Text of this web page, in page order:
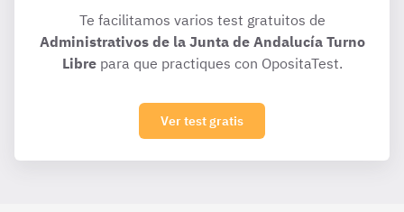
Te facilitamos varios test gratuitos de
Administrativos de la Junta de Andalucía Turno
Librepara que practiques con OpositaTest.
Ver test gratis